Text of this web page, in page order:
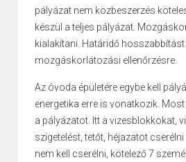
pályázat nem közbeszerzés
készül a teljes pályázat.
kialakítani. Határidő hosszabbítást
mozgáskorlátozási ellenőrzésre.
Az óvoda épületére egybe kell
energetika erre is vonatkozik.
a pályázatot. Itt a vizesblokkokat,
szigetelést, tetőt, héjazatot
nem kell cserélni, kötelező 7